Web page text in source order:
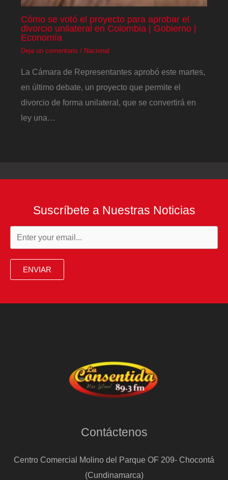
Cómo se votó el proyecto para aprobar el
divorcio unilateral en Colombia | Gobierno |
Economía
Deja un comentario / Nacional
La Cámara de Representantes aprobó este martes,
en último debate, un proyecto que permite el
divorcio de forma unilateral, que se convertirá en
ley una…
Suscríbete a Nuestras Noticias
ENVIAR
Contáctenos
Centro Comercial Molino del Parque OF 209- Chocontá
(Cundinamarca)